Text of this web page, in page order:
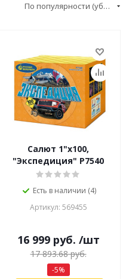
По популярности (убывание)
Салют 1"х100,
"Экспедиция" Р7540
Есть в наличии (4)
Артикул: 569455
16 999руб. /шт
17 893.68руб.
-5%